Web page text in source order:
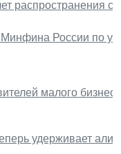
распространения
России по
малого
удерживает